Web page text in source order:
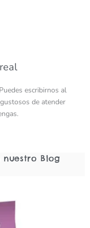
escribirnos al
de atender
Blog